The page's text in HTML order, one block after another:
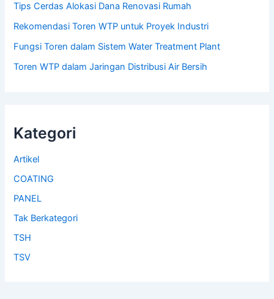
Tips Cerdas Alokasi Dana Renovasi Rumah
Rekomendasi Toren WTP untuk Proyek Industri
Fungsi Toren dalam Sistem Water Treatment Plant
Toren WTP dalam Jaringan Distribusi Air Bersih
Kategori
Artikel
COATING
PANEL
Tak Berkategori
TSH
TSV